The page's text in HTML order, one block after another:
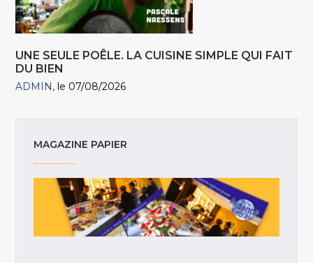
UNE SEULE POÊLE. LA CUISINE SIMPLE QUI FAIT
DU BIEN
ADMIN le 07/08/2026
MAGAZINE PAPIER